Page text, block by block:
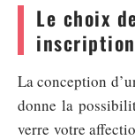
Le choix
La conception
donne la
verre votre